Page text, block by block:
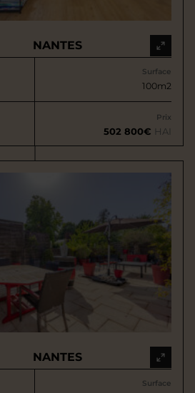
NANTES
Surface
100m2
Prix
502 800€ HAI
NANTES
Surface